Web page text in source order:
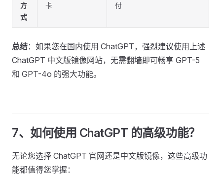
方
式
卡
付
总结：如果您在国内使用 ChatGPT，强烈建议使用上述
ChatGPT 中文版镜像网站，无需翻墙即可畅享 GPT-5
和 GPT-4o 的强大功能。
7、如何使用 ChatGPT 的高级功能？
无论您选择 ChatGPT 官网还是中文版镜像，这些高级功
能都值得您掌握：